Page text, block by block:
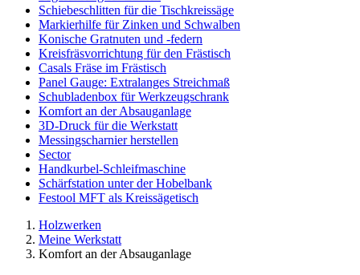
Schiebeschlitten für die Tischkreissäge
Markierhilfe für Zinken und Schwalben
Konische Gratnuten und -federn
Kreisfräsvorrichtung für den Frästisch
Casals Fräse im Frästisch
Panel Gauge: Extralanges Streichmaß
Schubladenbox für Werkzeugschrank
Komfort an der Absauganlage
3D-Druck für die Werkstatt
Messingscharnier herstellen
Sector
Handkurbel-Schleifmaschine
Schärfstation unter der Hobelbank
Festool MFT als Kreissägetisch
Holzwerken
Meine Werkstatt
Komfort an der Absauganlage